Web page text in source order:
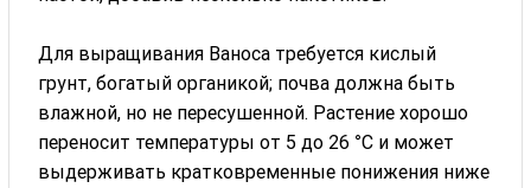
Для выращивания Ваноса требуется кислый
грунт, богатый органикой; почва должна быть
влажной, но не пересушенной. Растение хорошо
переносит температуры от 5 до 26 °C и может
выдерживать кратковременные понижения ниже